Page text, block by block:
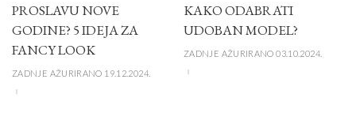
PROSLAVU NOVE
GODINE? 5 IDEJA ZA
FANCY LOOK
ZADNJE AŽURIRANO 19.12.2024.
KAKO ODABRATI
UDOBAN MODEL?
ZADNJE AŽURIRANO 03.10.2024.